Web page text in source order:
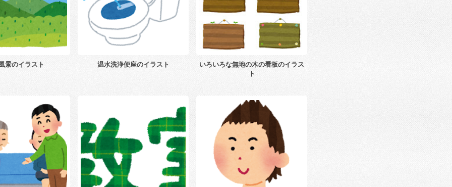
景のイラスト 温水洗浄便座のイラスト
いろいろな無地の木の看板のイラス
ト